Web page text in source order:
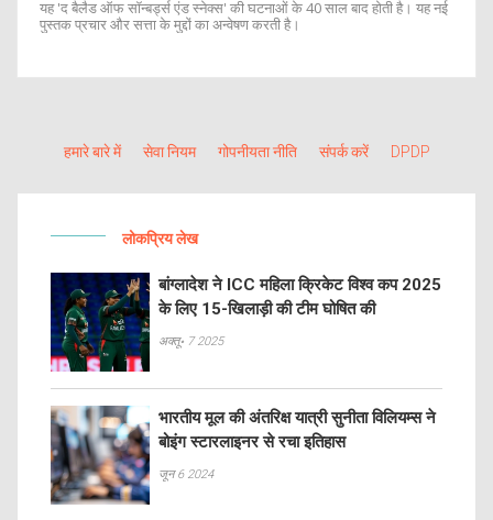
यह 'द बैलैड ऑफ सॉन्बर्ड्स एंड स्नेक्स' की घटनाओं के 40 साल बाद होती है। यह नई
पुस्तक प्रचार और सत्ता के मुद्दों का अन्वेषण करती है।
हमारे बारे में सेवा नियम गोपनीयता नीति संपर्क करें DPDP
लोकप्रिय लेख
बांग्लादेश ने ICC महिला क्रिकेट विश्व कप 2025
के लिए 15-खिलाड़ी की टीम घोषित की
अक्तू॰ 7 2025
भारतीय मूल की अंतरिक्ष यात्री सुनीता विलियम्स ने
बोइंग स्टारलाइनर से रचा इतिहास
जून 6 2024